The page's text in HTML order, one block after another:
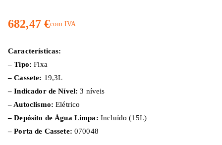
682,47€com IVA
Características:
– Tipo:Fixa
– Cassete: 19,3L
– Indicador de Nível: 3 níveis
– Autoclismo: Elétrico
– Depósito de Água Limpa: Incluído (15L)
– Porta de Cassete: 070048